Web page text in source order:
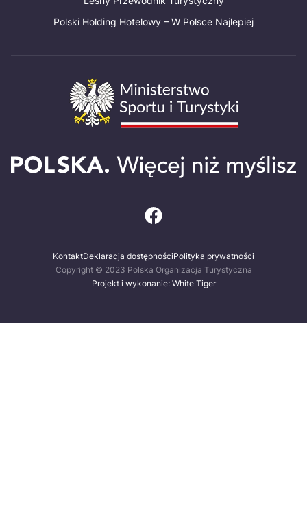
Polski Holding Hotelowy – W Polsce Najlepiej
KontaktDeklaracja dostępnościPolityka prywatności
Copyright © 2023 Polska Organizacja Turystyczna
Projekt i wykonanie: White Tiger